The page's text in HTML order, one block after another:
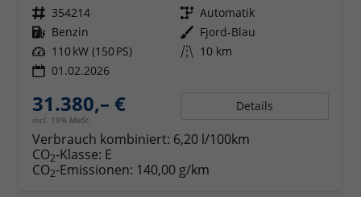
Fahrzeugnr. 354214 Getriebe Automatik
Kraftstoff Benzin Außenfarbe Fjord-Blau
Leistung 110 kW (150 PS) Kilometerstand 10 km
01.02.2026
31.380,– €
incl. 19% MwSt.
Details
Verbrauch kombiniert: 6,20 l/100km
CO2-Klasse: E
CO2-Emissionen: 140,00 g/km